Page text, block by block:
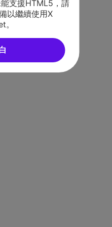
支援HTML5，請
以繼續使用X
。